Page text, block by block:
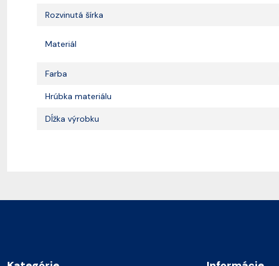
Rozvinutá šírka
Materiál
Farba
Hrúbka materiálu
Dĺžka výrobku